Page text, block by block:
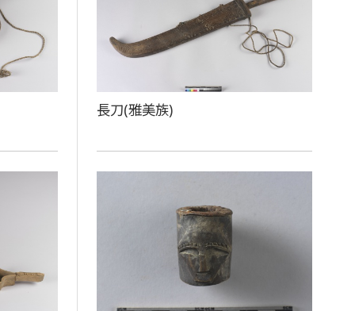
長刀(雅美族)